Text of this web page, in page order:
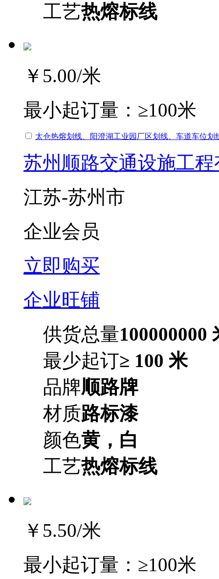
工艺热熔标线
￥5.00/米
最小起订量： ≥100米
太仓热熔划线、阳澄湖工业园厂区划线、车道车位划
苏州顺路交通设施工
江苏-苏州市
企业会员
立即购买
企业旺铺
供货总量100000000
最少起订≥ 100 米
品牌顺路牌
材质路标漆
颜色黄，白
工艺热熔标线
￥5.50/米
最小起订量： ≥100米